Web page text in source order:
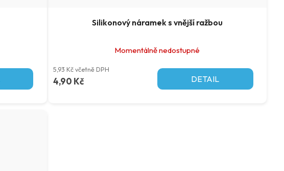
Silikonový náramek s vnější ražbou
Momentálně nedostupné
5,93 Kč včetně DPH
4,90 Kč DETAIL